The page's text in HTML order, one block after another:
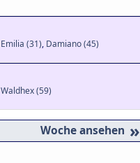
Emilia (31), Damiano(45)
Waldhex(59)
»